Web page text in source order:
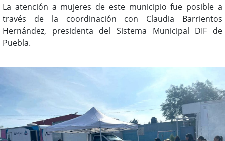
La atención a mujeres de este municipio fue posible a
través de la coordinación con Claudia Barrientos
Hernández, presidenta del Sistema Municipal DIF de
Puebla.